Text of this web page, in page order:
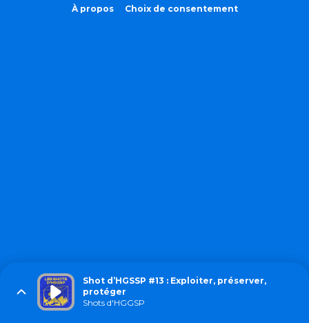
À propos Choix de consentement
Shot d’HGSSP #13 : Exploiter, préserver,
protéger
Shots d'HGGSP